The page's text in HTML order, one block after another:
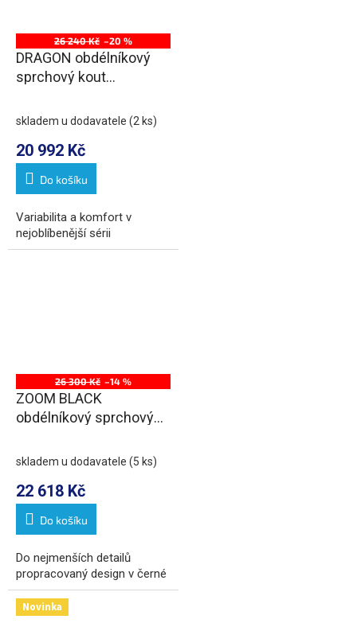
26 240 Kč –20 %
DRAGON obdélníkový
sprchový kout
varianta, rohový vstup
skladem u dodavatele (2 ks)
20 992 Kč
Do košíku
Variabilita a komfort v
nejoblíbenější sérii
26 300 Kč –14 %
ZOOM BLACK
obdélníkový sprchový
varianta
skladem u dodavatele (5 ks)
22 618 Kč
Do košíku
Do nejmenších detailů
propracovaný design v černé
Novinka